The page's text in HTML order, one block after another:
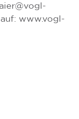
www.vogl-